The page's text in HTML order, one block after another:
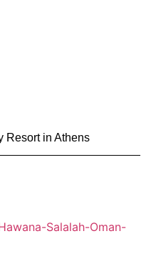
Resort in Athens